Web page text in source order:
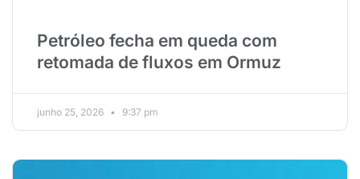
Petróleo fecha em queda com
retomada de fluxos em Ormuz
junho 25, 2026 9:37 pm